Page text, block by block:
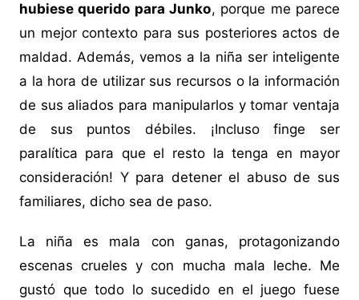
hubiese querido para Junko, porque me parece
un mejor contexto para sus posteriores actos de
maldad. Además, vemos a la niña ser inteligente
a la hora de utilizar sus recursos o la información
de sus aliados para manipularlos y tomar ventaja
de sus puntos débiles. ¡Incluso finge ser
paralítica para que el resto la tenga en mayor
consideración! Y para detener el abuso de sus
familiares, dicho sea de paso.
La niña es mala con ganas, protagonizando
escenas crueles y con mucha mala leche. Me
gustó que todo lo sucedido en el juego fuese